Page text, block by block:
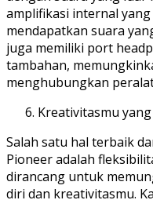
amplifikasi internal
mendapatkan suara
juga memiliki port
tambahan,
menghubungkan
Kreativitasmu
Salah satu hal terbaik
Pioneer adalah
dirancang untuk
diri dan kreativitasmu.